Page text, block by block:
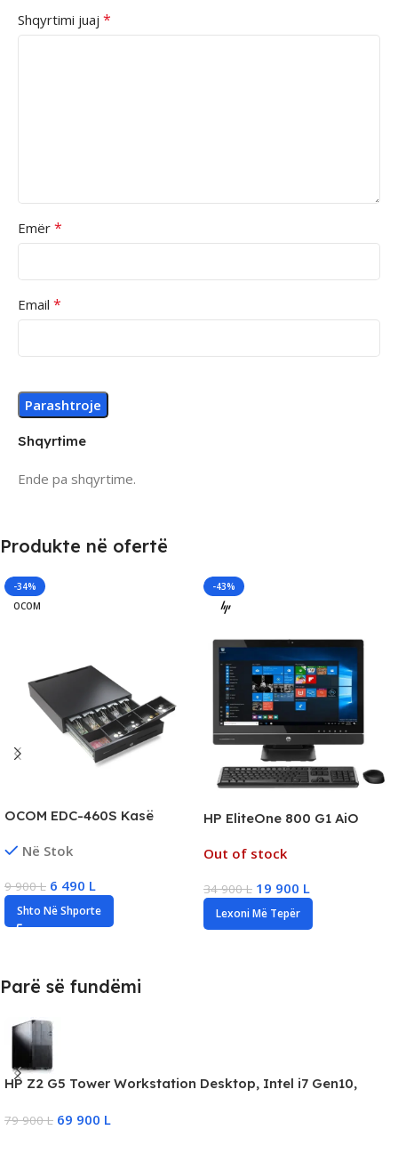
Shqyrtime
Ende pa shqyrtime.
Shqyrtimi juaj *
Emër *
Email *
Produkte në ofertë
-34%
OCOM
OCOM EDC-460S Kasë
Biznese, New
Në Stok
9 900L 6 490 L
Shto Në Shporte
-43%
HP EliteOne 800 G1 AiO
Intel i5, 8GB RAM DDR3,
Graphics 4600
Out of stock
34 900L 19 900 L
Lexoni Më Tepër
Parë së fundëmi
HP Z2 G5 Tower Workstation Desktop, Intel i7 Gen10,
79 900L 69 900 L